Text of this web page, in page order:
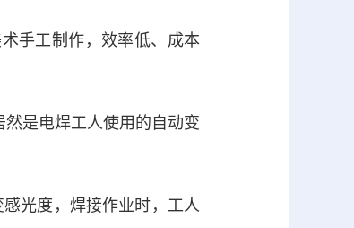
手工制作，效率低、成本
是电焊工人使用的自动变
光度，焊接作业时，工人